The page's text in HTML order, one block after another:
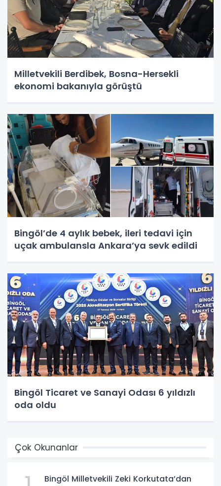
Milletvekili Berdibek, Bosna-Hersekli
ekonomi bakanıyla görüştü
Bingöl’de 4 aylık bebek, ileri tedavi için
uçak ambulansla Ankara’ya sevk edildi
Bingöl Ticaret ve Sanayi Odası 6 yıldızlı
oda oldu
Çok Okunanlar
Bingöl Milletvekili Zeki Korkutata’dan